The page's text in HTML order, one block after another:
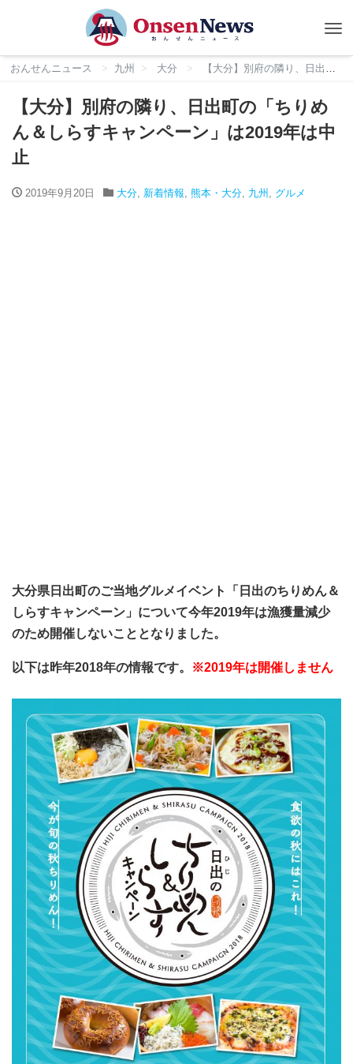
おんせんニュース 九州 大分 【大分】別府の隣り、日出町の「ちりめん＆しらすキャンペーン」は2019年は中止
【大分】別府の隣り、日出町の「ちりめ
ん＆しらすキャンペーン」は2019年は中
止
2019年9月20日 大分, 新着情報, 熊本・大分, 九州 , グルメ
大分県日出町のご当地グルメイベント「日出のちりめん＆
しらすキャンペーン」について今年2019年は漁獲量減少
のため開催しないこととなりました。
以下は昨年2018年の情報です。 ※2019年は開催しません